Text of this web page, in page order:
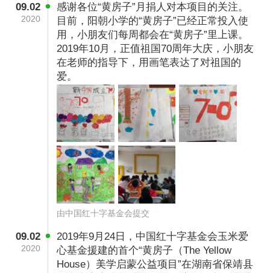
09.02
2020
感谢各位“黄房子”月捐人对本项目的关注。
目前，阳朝小学的“黄房子”已经正常投入使
用，小朋友们每周都会在“黄房子”里上课。
2019年10月，正值祖国70周年大庆，小朋友
在老师的指导下，用画笔表达了对祖国的
爱。
由中国红十字基金会提交
09.02
2020
2019年9月24日，中国红十字基金会玉米爱
心基金援建的首个“黄房子（The Yellow
House）美学启蒙公益项目”在湖南省保靖县